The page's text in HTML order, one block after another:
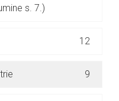
s. 7.)
12
9
Web-Seite ist deren
gelten dort ggf. andere